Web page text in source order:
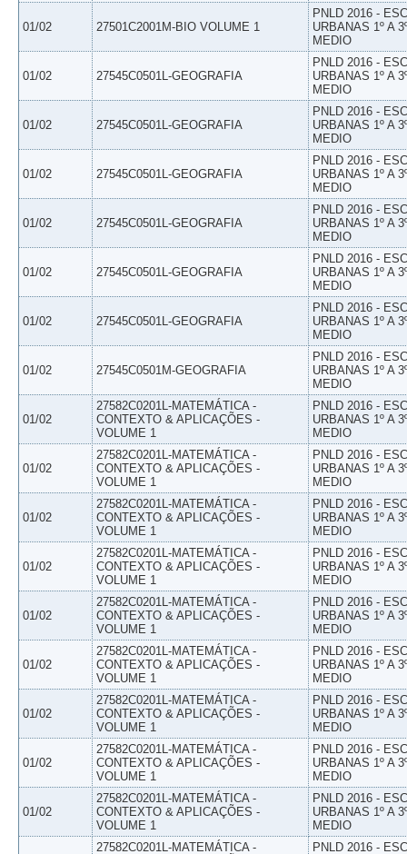
01/02 27501C2001M-BIO VOLUME 1
PNLD 2016 -
URBANAS 1º A
MEDIO
01/02 27545C0501L-GEOGRAFIA
PNLD 2016 -
URBANAS 1º A
MEDIO
01/02 27545C0501L-GEOGRAFIA
PNLD 2016 -
URBANAS 1º A
MEDIO
01/02 27545C0501L-GEOGRAFIA
PNLD 2016 -
URBANAS 1º A
MEDIO
01/02 27545C0501L-GEOGRAFIA
PNLD 2016 -
URBANAS 1º A
MEDIO
01/02 27545C0501L-GEOGRAFIA
PNLD 2016 -
URBANAS 1º A
MEDIO
01/02 27545C0501L-GEOGRAFIA
PNLD 2016 -
URBANAS 1º A
MEDIO
01/02 27545C0501M-GEOGRAFIA
PNLD 2016 -
URBANAS 1º A
MEDIO
01/02
27582C0201L-MATEMÁTICA -
CONTEXTO & APLICAÇÕES -
VOLUME 1
PNLD 2016 -
URBANAS 1º A
MEDIO
01/02
27582C0201L-MATEMÁTICA -
CONTEXTO & APLICAÇÕES -
VOLUME 1
PNLD 2016 -
URBANAS 1º A
MEDIO
01/02
27582C0201L-MATEMÁTICA -
CONTEXTO & APLICAÇÕES -
VOLUME 1
PNLD 2016 -
URBANAS 1º A
MEDIO
01/02
27582C0201L-MATEMÁTICA -
CONTEXTO & APLICAÇÕES -
VOLUME 1
PNLD 2016 -
URBANAS 1º A
MEDIO
01/02
27582C0201L-MATEMÁTICA -
CONTEXTO & APLICAÇÕES -
VOLUME 1
PNLD 2016 -
URBANAS 1º A
MEDIO
01/02
27582C0201L-MATEMÁTICA -
CONTEXTO & APLICAÇÕES -
VOLUME 1
PNLD 2016 -
URBANAS 1º A
MEDIO
01/02
27582C0201L-MATEMÁTICA -
CONTEXTO & APLICAÇÕES -
VOLUME 1
PNLD 2016 -
URBANAS 1º A
MEDIO
01/02
27582C0201L-MATEMÁTICA -
CONTEXTO & APLICAÇÕES -
VOLUME 1
PNLD 2016 -
URBANAS 1º A
MEDIO
01/02
27582C0201L-MATEMÁTICA -
CONTEXTO & APLICAÇÕES -
VOLUME 1
PNLD 2016 -
URBANAS 1º A
MEDIO
27582C0201L-MATEMÁTICA -
PNLD 2016 -